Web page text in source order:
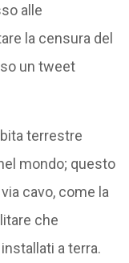
alle
la censura del
un tweet
terrestre
mondo; questo
cavo, come la
che
a terra.